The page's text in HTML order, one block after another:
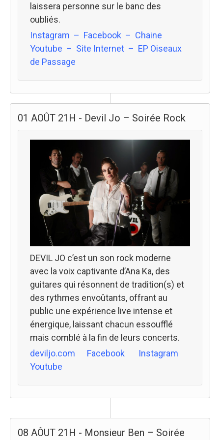
laissera personne sur le banc des
oubliés.
Instagram – Facebook – Chaine
Youtube – Site Internet – EP Oiseaux
de Passage
01 AOÛT 21H - Devil Jo – Soirée Rock
DEVIL JO c’est un son rock moderne
avec la voix captivante d’Ana Ka, des
guitares qui résonnent de tradition(s) et
des rythmes envoûtants, offrant au
public une expérience live intense et
énergique, laissant chacun essoufflé
mais comblé à la fin de leurs concerts.
deviljo.com
Facebook
Instagram
Youtube
08 AÔUT 21H - Monsieur Ben – Soirée